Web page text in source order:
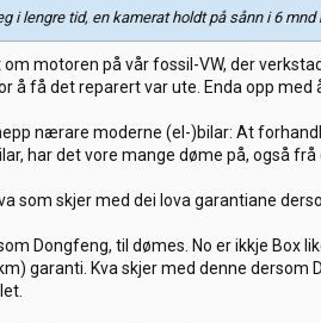
i lengre tid, en kamerat holdt på sånn i 6 mnd
om motoren på vår fossil-VW, der
å få det reparert var ute. Enda opp med
nærare moderne (el-)bilar: At
har det vore mange døme på, også
som skjer med dei lova garantiane
Dongfeng, til dømes. No er ikkje Box
garanti. Kva skjer med denne